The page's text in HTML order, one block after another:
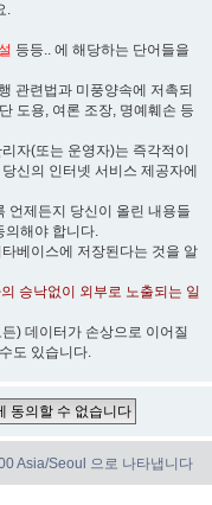
.
등등.. 에 해당하는 단어들을
관련법과 미풍양속에 저촉되
도용, 여론 조장, 명예훼손 등
자(또는 운영자)는 즉각적이
신의 인터넷 서비스 제공자에
언제든지 당신이 올린 내용들
의해야 합니다.
베이스에 저장된다는 것을 알
승낙없이 외부로 노출되는 일
) 데이터가 손상으로 이어질
도 있습니다.
Asia/Seoul 으로 나타냅니다